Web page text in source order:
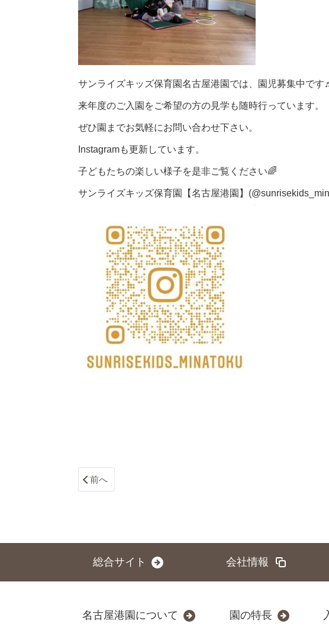
サンライズキッズ保育園名古屋港園では、園児募集中です
来年度のご入園をご希望の方の見学も随時行っています。
ぜひ園までお気軽にお問い合わせ下さい。
Instagramも更新しています。
子どもたちの楽しい様子を是非ご覧ください🌈
サンライズキッズ保育園【名古屋港園】
前へ
総合サイト 会社情報
名古屋港園について 園の特長